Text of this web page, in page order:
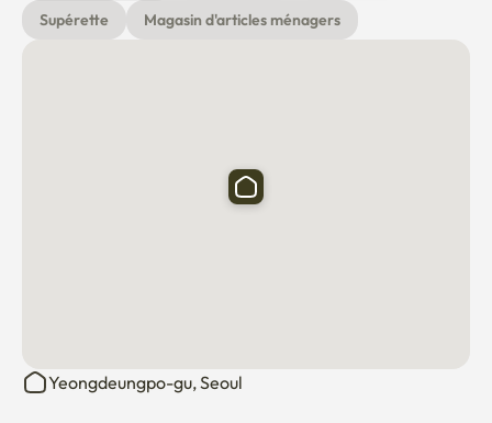
assurer un séjour propre et confortable. Merci ! 😊
Supérette
Magasin d'articles ménagers
Yeongdeungpo-gu, Seoul